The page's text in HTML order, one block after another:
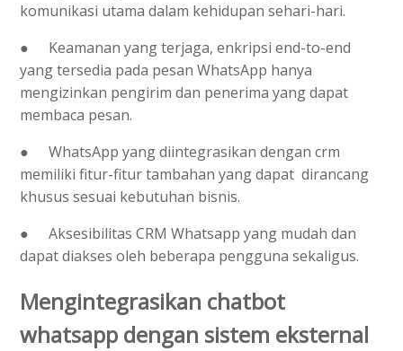
komunikasi utama dalam kehidupan sehari-hari.
●
Keamanan yang terjaga, enkripsi end-to-end
yang tersedia pada pesan WhatsApp hanya
mengizinkan pengirim dan penerima yang dapat
membaca pesan.
●
WhatsApp yang diintegrasikan dengan crm
memiliki fitur-fitur tambahan yang dapat dirancang
khusus sesuai kebutuhan bisnis.
●
Aksesibilitas CRM Whatsapp yang mudah dan
dapat diakses oleh beberapa pengguna sekaligus.
Mengintegrasikan chatbot
whatsapp dengan sistem eksternal